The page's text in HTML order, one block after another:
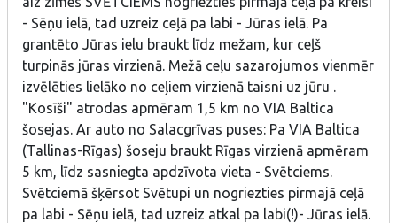
- Sēņu ielā, tad uzreiz ceļā pa labi - Jūras ielā. Pa
grantēto Jūras ielu braukt līdz mežam, kur ceļš
turpinās jūras virzienā. Mežā ceļu sazarojumos vienmēr
izvēlēties lielāko no ceļiem virzienā taisni uz jūru .
"Kosīši" atrodas apmēram 1,5 km no VIA Baltica
šosejas. Ar auto no Salacgrīvas puses: Pa VIA Baltica
(Tallinas-Rīgas) šoseju braukt Rīgas virzienā apmēram
5 km, līdz sasniegta apdzīvota vieta - Svētciems.
Svētciemā šķērsot Svētupi un nogriezties pirmajā ceļā
pa labi - Sēņu ielā, tad uzreiz atkal pa labi(!)- Jūras ielā.